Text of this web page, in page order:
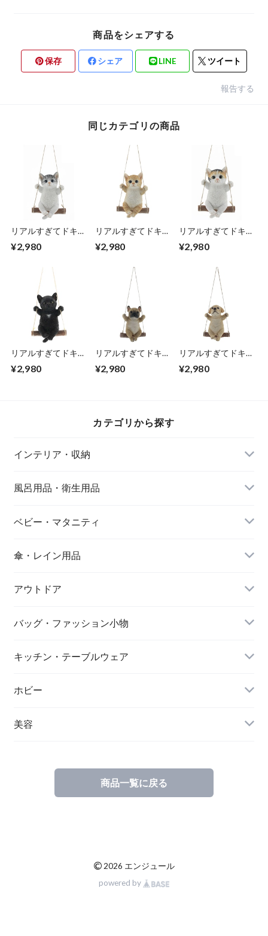
商品をシェアする
保存 シェア LINE ツイート
報告する
同じカテゴリの商品
リアルすぎてドキッ
くりなネコの ガー
スウィング 子猫 サ
バトラ 猫好きな人
へのプレゼント オ
ブジェ 置物 エンプ
レットベール
¥2,980
リアルすぎてドキッ
くりなネコの ガー
スウィング 子猫 茶
トラ 猫好きな人へ
のプレゼント オブ
ジェ 置物 エンプレ
ットベール
¥2,980
リアルすぎてドキッ
くりなネコの ガー
スウィング 子猫 三
毛猫 猫好きな人へ
のプレゼント オブ
ジェ 置物 エンプレ
ットベール
¥2,980
リアルすぎてドキッ
くりなネコの ガー
¥2,980
リアルすぎてドキッ
くりな犬の ガーデ
ゼント オブジェ 置
¥2,980
リアルすぎてドキッ
くりな犬の ガーデ
¥2,980
カテゴリから探す
インテリア・収納
風呂用品・衛生用品
ベビー・マタニティ
傘・レイン用品
アウトドア
バッグ・ファッション小物
キッチン・テーブルウェア
ホビー
美容
商品一覧に戻る
© 2026 エンジュール
powered by